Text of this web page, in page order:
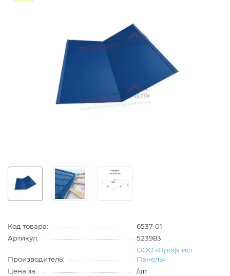
Код товара:
6537-01
Артикул:
523983
Производитель:
ООО «Профлист
Панель»
Цена за:
/шт